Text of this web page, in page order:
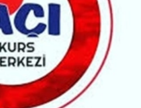
kez okundu.
meclisi üyeleri ve kadın
dönüştürücü gücü” temalı
Toplantıda eşit, özgür
kadınların sözünün